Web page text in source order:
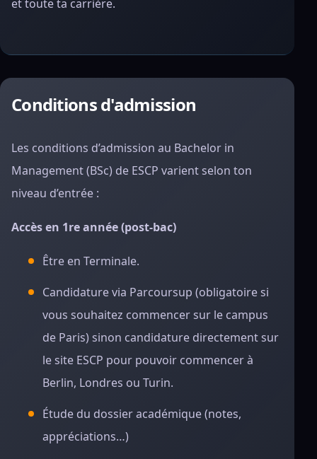
et toute ta carrière.
Conditions d'admission
Les conditions d’admission au Bachelor in
Management (BSc) de ESCP varient selon ton
niveau d’entrée :
Accès en 1re année (post-bac)
Être en Terminale.
Candidature via Parcoursup (obligatoire si
vous souhaitez commencer sur le campus
de Paris) sinon candidature directement sur
le site ESCP pour pouvoir commencer à
Berlin, Londres ou Turin.
Étude du dossier académique (notes,
appréciations…)